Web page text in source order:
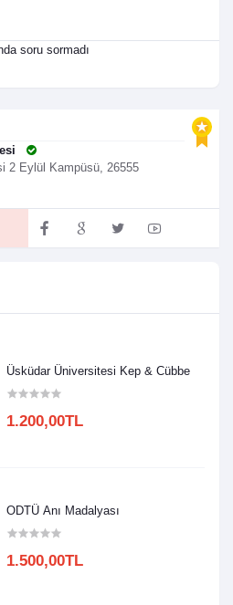
2 Eylül Kampüsü, 26555
Üsküdar Üniversitesi Kep & Cübbe
1.200,00TL
ODTÜ Anı Madalyası
1.500,00TL
soru sormadı